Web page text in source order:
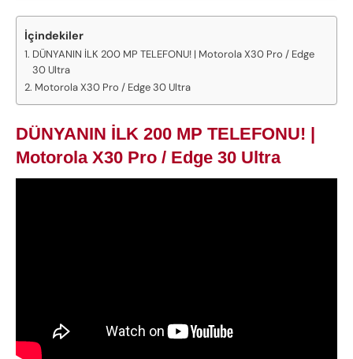
İçindekiler
DÜNYANIN İLK 200 MP TELEFONU! | Motorola X30 Pro / Edge
30 Ultra
Motorola X30 Pro / Edge 30 Ultra
DÜNYANIN İLK 200 MP TELEFONU! |
Motorola X30 Pro / Edge 30 Ultra